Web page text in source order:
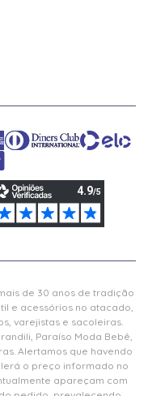
de 30 anos de tradição
e acessórios no atacado,
varejistas e sacoleiras.
Paraíso Moda Bebê,
Alertamos que havendo
o preço informado no
apareçam com